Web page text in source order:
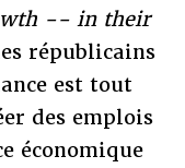
-- in their
républicains
est tout
des emplois
économique